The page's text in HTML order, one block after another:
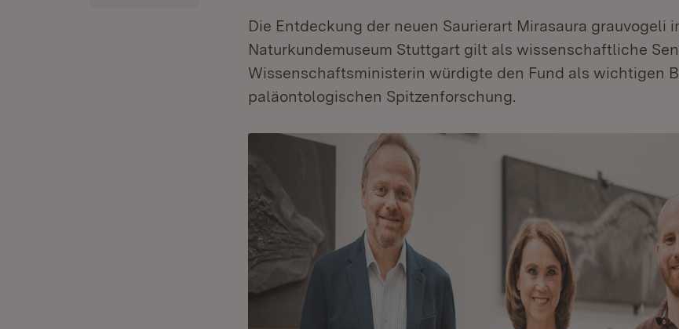
Die Entdeckung der neuen Saurierart Mirasaura grauvogeli
Naturkundemuseum Stuttgart gilt als wissenschaftliche
Wissenschaftsministerin würdigte den Fund als wichtigen
paläontologischen Spitzenforschung.